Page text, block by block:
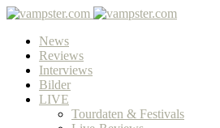
News
Reviews
Interviews
Bilder
LIVE
Tourdaten & Festivals